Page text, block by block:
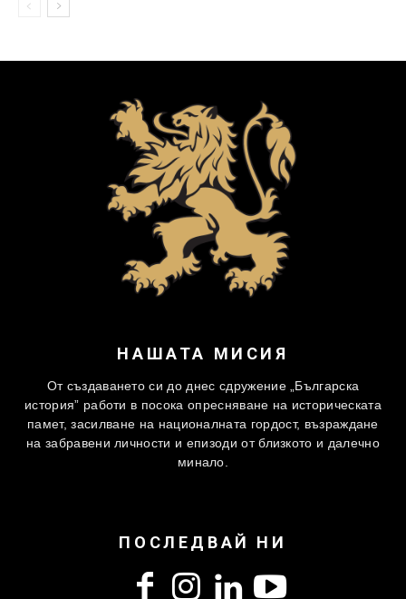
НАШАТА МИСИЯ
От създаването си до днес сдружение „Българска
история” работи в посока опресняване на историческата
памет, засилване на националната гордост, възраждане
на забравени личности и епизоди от близкото и далечно
минало.
ПОСЛЕДВАЙ НИ